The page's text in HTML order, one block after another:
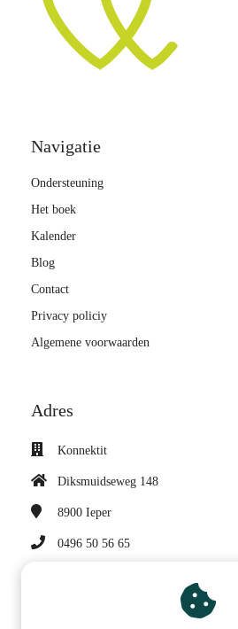
Navigatie
Ondersteuning
Het boek
Kalender
Blog
Contact
Privacy policiy
Algemene voorwaarden
Adres
Konnektit
Diksmuidseweg 148
8900 Ieper
0496 50 56 65
BTW nummer: BE 0682 947 997